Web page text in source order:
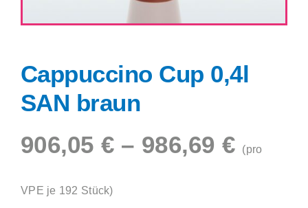
Cappuccino Cup 0,4l
SAN braun
906,05 € – 986,69 € (pro
VPE je 192 Stück)